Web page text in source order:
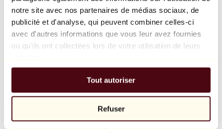
notre site avec nos partenaires de médias sociaux, de
publicité et d'analyse, qui peuvent combiner celles-ci
avec d'autres informations que vous leur avez fournies
ou qu'ils ont collectées lors de votre utilisation de leurs
Tout autoriser
Refuser
Balloon Dog (Orange)
Jeff Koons
10 000 €
Parcourir
Tous les sculpteurs
Tous les photographes